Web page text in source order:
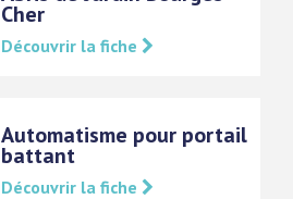
Cher
Découvrir la fiche
Automatisme pour portail
battant
Découvrir la fiche